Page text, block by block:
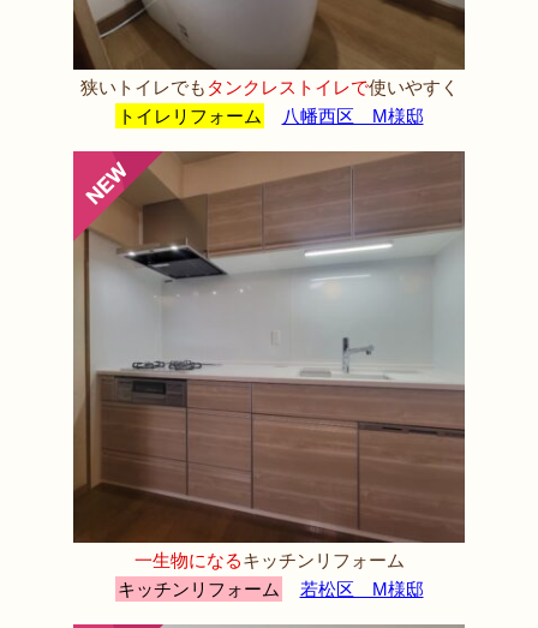
狭いトイレでも タンクレストイレで使いやすく
トイレリフォーム
八幡西区 M様邸
一生物になるキッチンリフォーム
キッチンリフォーム
若松区 M様邸